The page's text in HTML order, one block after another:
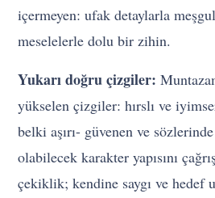
içermeyen: ufak detaylarla
meselelerle dolu bir zihin.
Yukarı doğru çizgiler:
yükselen çizgiler: hırslı ve
belki aşırı- güvenen ve
olabilecek karakter yapısını
çekiklik; kendine saygı ve hedef